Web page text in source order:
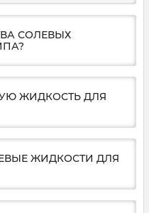
СОЛЕВЫХ
ЖИДКОСТЬ ДЛЯ
ЖИДКОСТИ ДЛЯ